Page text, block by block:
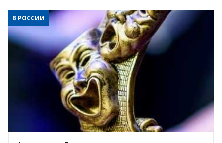
В РОССИИ